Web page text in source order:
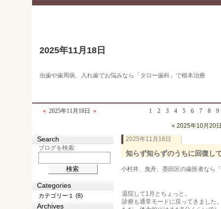
2025年11月18日
虫歯や歯周病、入れ歯でお悩みなら「タロー歯科」で根本治療
« 2025年11月18日 » 1 2 3 4 5 6 7 8 9
2025年11月18日
知らず知らずのうちに回復し
小村井、曳舟、墨田区の歯医者なら
退院して1月とちょっと。
診療も通常モードに戻ってきました
« 2025年10月20
Search
ブログを検索:
Categories
カテゴリー１ (8)
Archives